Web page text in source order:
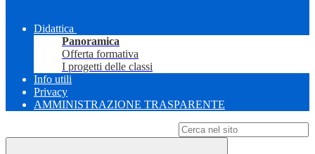
Didattica
Panoramica
Offerta formativa
I progetti delle classi
Info utili
Privacy
AMMINISTRAZIONE TRASPARENTE